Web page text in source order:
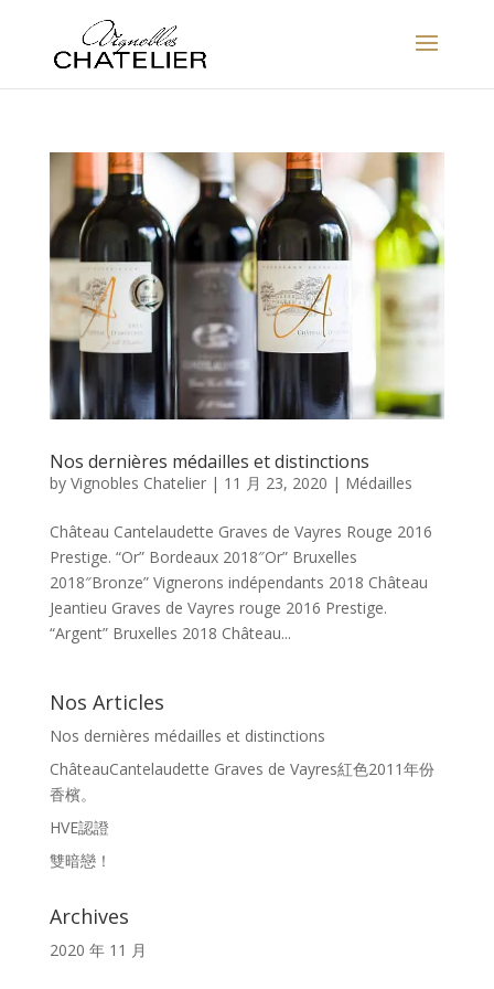
Nos dernières médailles et distinctions
by Vignobles Chatelier| 11 月 23, 2020 | Médailles
Château Cantelaudette Graves de Vayres Rouge 2016
Prestige. “Or” Bordeaux 2018″Or” Bruxelles
2018″Bronze” Vignerons indépendants 2018 Château
Jeantieu Graves de Vayres rouge 2016 Prestige.
“Argent” Bruxelles 2018 Château...
Nos Articles
Nos dernières médailles et distinctions
ChâteauCantelaudette Graves de Vayres紅色2011年份
香檳。
HVE認證
雙暗戀！
Archives
2020 年 11 月